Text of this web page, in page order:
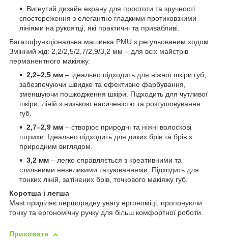
Вигнутий дизайн екрану для простоти та зручності
спостереження з елегантно гладкими протиковзкими
лініями на рукоятці, які практичні та привабливі.
Багатофункціональна машинка PMU з регульованим ходом.
Змінний хід: 2,2/2,5/2,7/2,9/3,2 мм – для всіх майстрів
перманентного макіяжу.
2,2–2,5 мм – ідеально підходить для ніжної шкіри губ,
забезпечуючи швидке та ефективне фарбування,
зменшуючи пошкодження шкіри. Підходить для чутливої
шкіри, ліній з низькою насиченістю та розтушовування
губ.
2,7–2,9 мм – створює природні та ніжні волоскові
штрихи. Ідеально підходить для диких брів та брів з
природним виглядом.
3,2 мм – легко справляється з креативними та
стильними невеликими татуюваннями. Підходить для
тонких ліній, затінених брів, точкового макіяжу губ.
Коротша і легша
Mast приділяє першорядну увагу ергономіці, пропонуючи
тонку та ергономічну ручку для більш комфортної роботи.
Приховати